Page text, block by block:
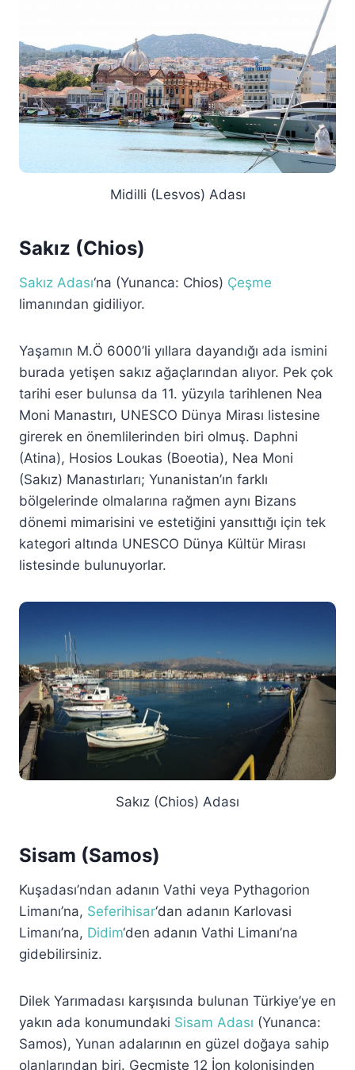
Midilli (Lesvos) Adası
Sakız (Chios)
Sakız Adası‘na (Yunanca: Chios) Çeşme
limanından gidiliyor.
Yaşamın M.Ö 6000’li yıllara dayandığı ada ismini
burada yetişen sakız ağaçlarından alıyor. Pek çok
tarihi eser bulunsa da 11. yüzyıla tarihlenen Nea
Moni Manastırı, UNESCO Dünya Mirası listesine
girerek en önemlilerinden biri olmuş. Daphni
(Atina), Hosios Loukas (Boeotia), Nea Moni
(Sakız) Manastırları; Yunanistan’ın farklı
bölgelerinde olmalarına rağmen aynı Bizans
dönemi mimarisini ve estetiğini yansıttığı için tek
kategori altında UNESCO Dünya Kültür Mirası
listesinde bulunuyorlar.
Sakız (Chios) Adası
Sisam (Samos)
Kuşadası’ndan adanın Vathi veya Pythagorion
Limanı’na, Seferihisar‘dan adanın Karlovasi
Limanı’na, Didim‘den adanın Vathi Limanı’na
gidebilirsiniz.
Dilek Yarımadası karşısında bulunan Türkiye’ye en
yakın ada konumundaki Sisam Adası (Yunanca:
Samos), Yunan adalarının en güzel doğaya sahip
olanlarından biri. Geçmişte 12 İon kolonisinden